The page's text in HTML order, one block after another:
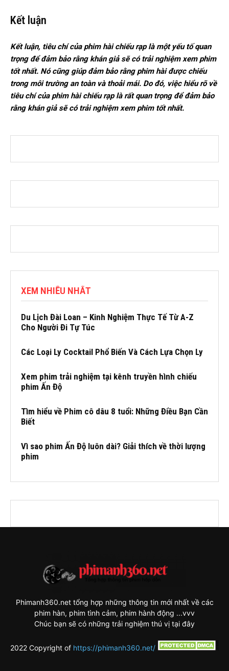
Kết luận
Kết luận, tiêu chí của phim hài chiếu rạp là một yếu tố quan
trọng để đảm bảo rằng khán giả sẽ có trải nghiệm xem phim
tốt nhất. Nó cũng giúp đảm bảo rằng phim hài được chiếu
trong môi trường an toàn và thoải mái. Do đó, việc hiểu rõ về
tiêu chí của phim hài chiếu rạp là rất quan trọng để đảm bảo
rằng khán giả sẽ có trải nghiệm xem phim tốt nhất.
XEM NHIỀU NHẤT
Du Lịch Đài Loan – Kinh Nghiệm Thực Tế Từ A-Z
Cho Người Đi Tự Túc
Các Loại Ly Cocktail Phổ Biến Và Cách Lựa Chọn Ly
Xem phim trải nghiệm tại kênh truyền hình chiếu
phim Ấn Độ
Tìm hiểu về Phim cô dâu 8 tuổi: Những Điều Bạn Cần
Biết
Vì sao phim Ấn Độ luôn dài? Giải thích về thời lượng
phim
Phimanh360.net tổng hợp những thông tin mới nhất về các
phim hàn, phim tình cảm, phim hành động ...vvv
Chúc bạn sẽ có những trải nghiệm thú vị tại đây
2022 Copyright of https://phimanh360.net/